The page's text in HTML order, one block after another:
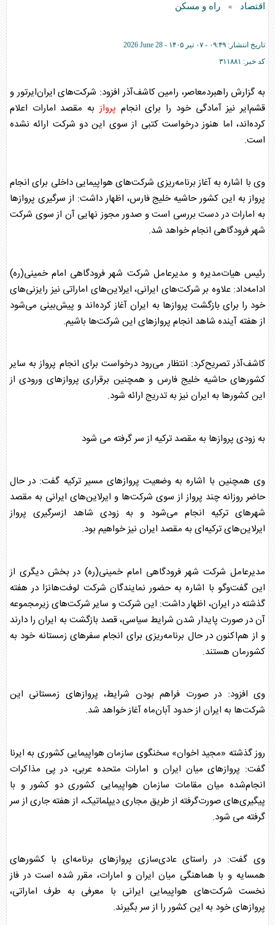
اقتصاد » راه و مسکن
تاریخ انتشار: ۰۹:۴۹ - ۰۷ تير ۱۴۰۵ -
2026 June 28
کد خبر: ۳۱۱۸۸۱
به گزارش راهبردمعاصر، رامین کاشف‌آذر افزود: شرکت‌های ایران‌ایرتور و
قشم‌ایر نیز آمادگی خود را برای انجام پرواز به مقصد امارات اعلام
کرده‌اند، اما هنوز درخواست کتبی از سوی این دو شرکت ارائه نشده
است.
وی با اشاره به آغاز برنامه‌ریزی شرکت‌های هواپیمایی داخلی برای انجام
پروازبه این کشور حاشیه خلیج فارس، اظهار داشت: از سرگیری پروازها
به امارات در دست بررسی است و صدور مجوز نهایی آن از سوی شرکت
شهر فرودگاهی انجام خواهد شد.
رئیس هیات‌مدیره و مدیرعامل شرکت شهر فرودگاهی امام خمینی(ره)
ادامه‌داد: علاوه بر شرکت‌های ایرانی، ایرلاین‌های اماراتی نیز رایزنی‌های
خود را برای بازگشت پروازها به ایران آغاز کرده‌اند و پیش‌بینی می‌شود
از هفته آینده شاهد انجام پروازهای این شرکت‌ها باشیم.
کاشف‌آذر تصریح‌کرد: انتظار می‌رود درخواست برای انجام پروازبه سایر
کشورهای حاشیه خلیج فارس و همچنین برقراری پروازهای ورودی از
این کشورها به ایران نیز به تدریج ارائه شود.
به زودی پروازها به مقصد ترکیه از سر گرفته می شود
وی همچنین با اشاره به وضعیت پروازهای مسیر ترکیه گفت: در حال
حاضر روزانه چند پروازاز سوی شرکت‌ها و ایرلاین‌های ایرانی به مقصد
شهرهای ترکیه انجام می‌شود و به زودی شاهد ازسرگیری پرواز
ایرلاین‌های ترکیه‌ای به مقصد ایران نیز خواهیم بود.
مدیرعامل شرکت شهر فرودگاهی امام خمینی(ره) در بخش دیگری از
این گفت‌وگو با اشاره به حضور نمایندگان شرکت لوفت‌هانزا در هفته
گذشته در ایران، اظهار داشت: این شرکت و سایر شرکت‌های زیرمجموعه
آن در صورت پایدار شدن شرایط سیاسی، قصد بازگشت به ایران را دارند
و از هم‌اکنون در حال برنامه‌ریزی برای انجام سفرهای زمستانه خود به
کشورمان هستند.
وی افزود: در صورت فراهم بودن شرایط، پروازهای زمستانی این
شرکت‌ها به ایران از حدود آبان‌ماه آغاز خواهد شد.
روز گذشته «مجید اخوان» سخنگوی سازمان هواپیمایی کشوری به ایرنا
گفت: پروازهای میان ایران و امارات متحده عربی، در پی مذاکرات
انجام‌شده میان مقامات سازمان هواپیمایی کشوری دو کشور و با
پیگیری‌های صورت‌گرفته از طریق مجاری دیپلماتیک، از هفته جاری از سر
گرفته می شود.
وی گفت: در راستای عادی‌سازی پروازهای برنامه‌ای با کشورهای
همسایه و با هماهنگی میان ایران و امارات، مقرر شده است در فاز
نخست شرکت‌های هواپیمایی ایرانی با معرفی به طرف اماراتی،
پروازهای خود به این کشور را از سر بگیرند.